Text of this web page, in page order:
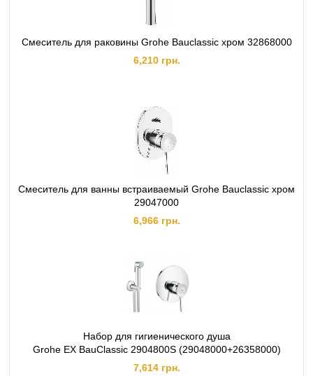
Смеситель для раковины Grohe Bauclassic хром 32868000
6,210 грн.
Смеситель для ванны встраиваемый Grohe Bauclassic хром
29047000
6,966 грн.
Набор для гигиенического душа
Grohe EX BauClassic 2904800S (29048000+26358000)
7,614 грн.